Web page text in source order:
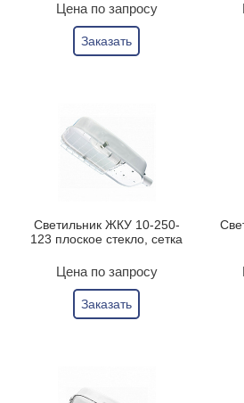
Цена по запросу
Заказать
Светильник ЖКУ 10-250-
123 плоское стекло, сетка
Цена по запросу
Заказать